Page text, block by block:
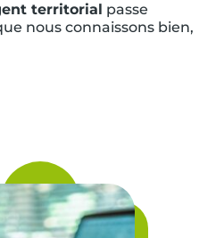
territorial passe
nous connaissons bien,